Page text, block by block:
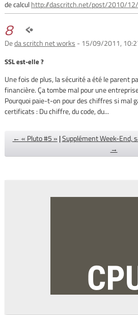
de calculhttp://dascritch.net/post/2010/
8
Deda scritch net works - 15/09/2011,
SSL est-elle ?
Une fois de plus, la sécurité a été le parent
financière. Ça tombe mal pour une
Pourquoi paie-t-on pour des chiffres si mal
certificats : Du chiffre, du code, du...
← « Pluto #5 » |Supplément Week-End,
→